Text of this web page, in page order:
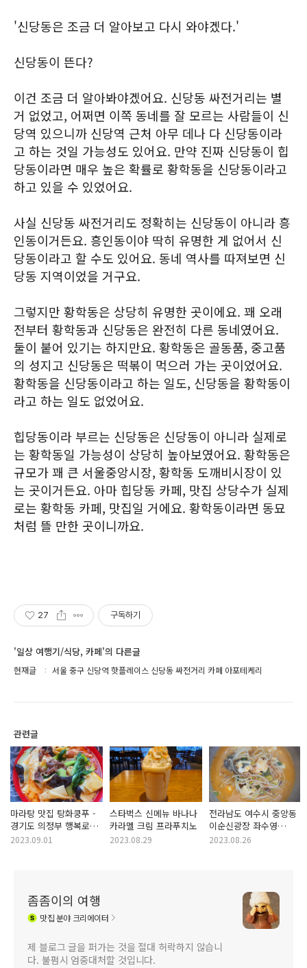
'신당동은 조금 더 알아보고 다시 와야겠다.'
신당동이 뜬다?
이건 조금 더 알아봐야겠어요. 신당동 싸전거리는 별
거 없었고, 어쩌면 이쪽 동네를 잘 모르는 사람들이 신
당역 있으니까 신당역 근처 아무 데나 다 신당동이라
고 하는 것일 가능성도 있어요. 만약 진짜 신당동이 힙
당동이라면 매우 높은 확률로 황학동을 신당동이라고
하고 있을 수 있었어요.
사실 신당동 싸전거리도 정확히는 신당동이 아니라 흥
인동이거든요. 흥인동이야 딱히 유명한 게 없어서 신
당동이라고 할 수도 있어요. 동네 역사를 따져보면 신
당동 지역이었을 거구요.
그렇지만 황학동은 상당히 유명한 곳이에요. 꽤 오래
전부터 황학동과 신당동은 완전히 다른 동네였어요.
둘이 붙어 있기는 하지만요. 황학동은 골동품, 중고품
의 성지고 신당동은 떡볶이 먹으러 가는 곳이었어요.
황학동을 신당동이라고 하는 일도, 신당동을 황학동이
라고 하는 일도 없었어요.
힙당동이라 부르는 신당동은 신당동이 아니라 실제로
는 황학동일 가능성이 상당히 높아보였어요. 황학동은
규모가 꽤 큰 서울중앙시장, 황학동 도깨비시장이 있
는 곳이거든요. 아마 힙당동 카페, 맛집 상당수가 실제
로는 황학동 카페, 맛집일 거에요. 황학동이라면 동묘
처럼 뜰 만한 곳이니까요.
27 구독하기
'일상 여행기/식당, 카페'의 다른글
현재글 서울 중구 신당역 핫플레이스 신당동 싸전거리 카페 아포테케리
관련글
마라탕 맛집 탕화쿵푸 -
경기도 의정부 행복로
제일시장
2023.09.01
스타벅스 신메뉴 바나나
카라멜 크림 프라푸치노
2023.08.29
전라남도 여수시 중앙동
이순신광장 좌수영
음식문화거리 장어탕
2023.08.26
좀좀이의 여행
맛집분야 크리에이터
제 블로그 글을 퍼가는 것을 절대 허락하지 않습니
다. 불펌시 엄중대처할 것입니다.